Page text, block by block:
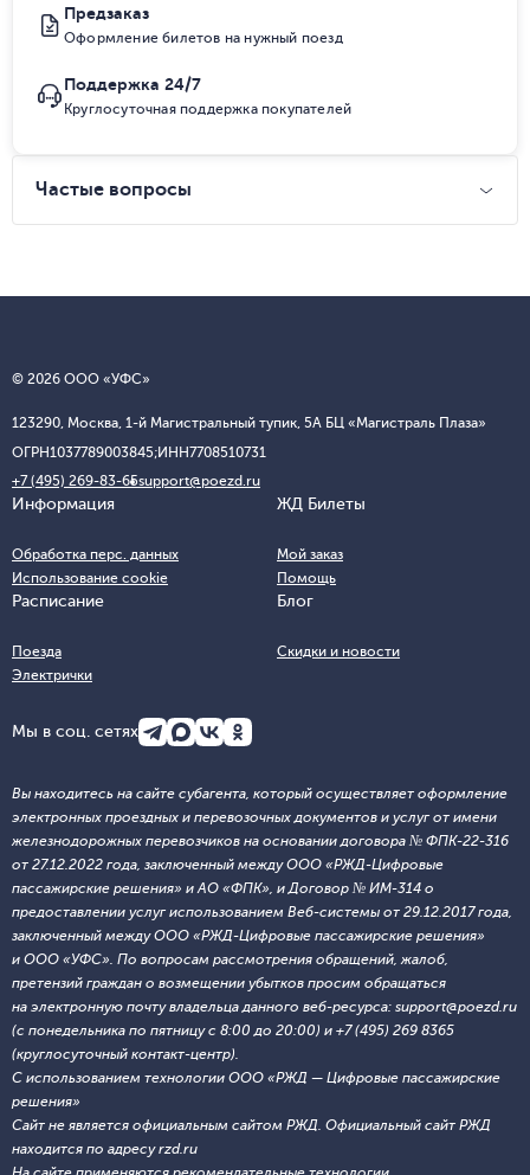
Предзаказ
Оформление билетов на нужный поезд
Поддержка 24/7
Круглосуточная поддержка покупателей
Частые вопросы
© 2026 ООО «УФС»
123290, Москва, 1-й Магистральный тупик, 5А БЦ «Магистраль Плаза»
ОГРН1037789003845;ИНН7708510731
+7 (495) 269-83-65support@poezd.ru
Информация
Обработка перс. данных
Использование cookie
ЖД Билеты
Мой заказ
Помощь
Расписание
Поезда
Электрички
Блог
Скидки и новости
Мы в соц. сетях
Вы находитесь на сайте субагента, который осуществляет оформление
электронных проездных и перевозочных документов и услуг от имени
железнодорожных перевозчиков на основании договора № ФПК-22-316
от 27.12.2022 года, заключенный между ООО «РЖД-Цифровые
пассажирские решения» и АО «ФПК», и Договор № ИМ-314 о
предоставлении услуг использованием Веб-системы от 29.12.2017 года,
заключенный между ООО «РЖД-Цифровые пассажирские решения»
и ООО «УФС». По вопросам рассмотрения обращений, жалоб,
претензий граждан о возмещении убытков просим обращаться
на электронную почту владельца данного веб-ресурса: support@poezd.ru
(с понедельника по пятницу с 8:00 до 20:00) и +7 (495) 269 8365
(круглосуточный контакт-центр).
С использованием технологии ООО «РЖД — Цифровые пассажирские
решения»
Сайт не является официальным сайтом РЖД. Официальный сайт РЖД
находится по адресу rzd.ru